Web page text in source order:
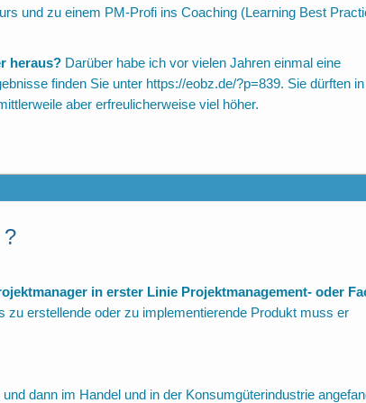
und zu einem PM-Profi ins Coaching (Learning Best
heraus? Darüber habe ich vor vielen Jahren einmal eine
finden Sie unter https://eobz.de/?p=839. Sie dürften
aber erfreulicherweise viel höher.
?
in erster Linie Projektmanagement- oder
zu erstellende oder zu implementierende Produkt muss er
dann im Handel und in der Konsumgüterindustrie